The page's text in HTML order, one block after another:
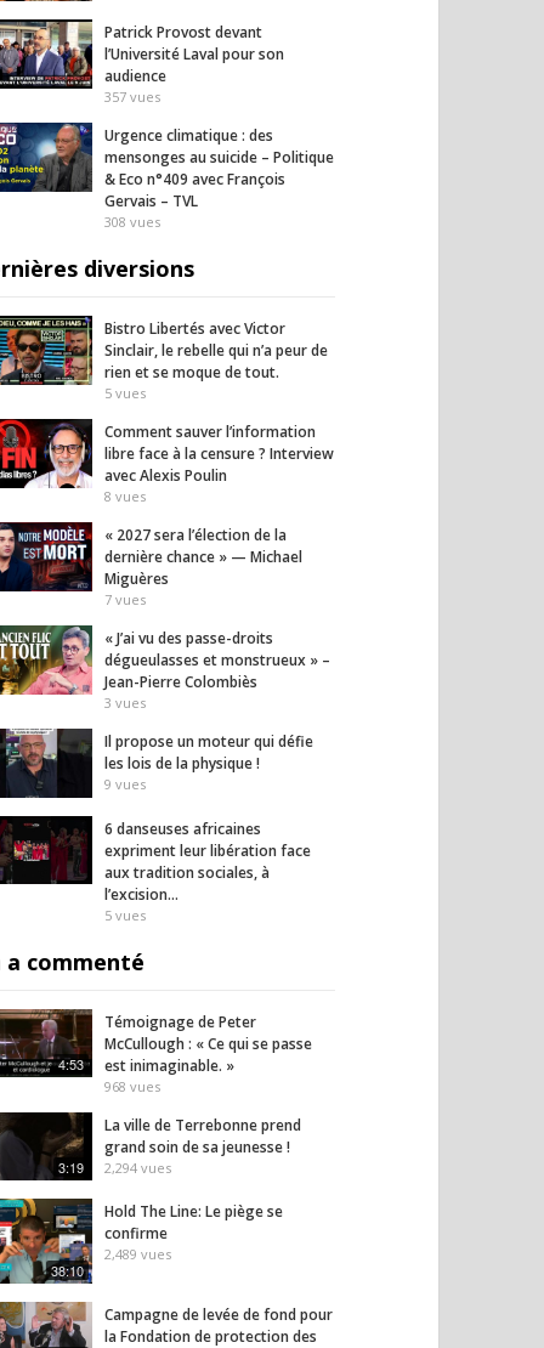
un moteur qui
lois de la
!
Habitat alternatif : évitez
ces erreurs fatales avant
de vous lancer !
Patrick Provost devant
l’Université Laval pour son
audience
357 vues
Urgence climatique : des
mensonges au suicide – Politique
& Eco n°409 avec François
Gervais – TVL
308 vues
diversions
Bistro Libertés avec Victor
Sinclair, le rebelle qui n’a peur de
rien et se moque de tout.
5 vues
Comment sauver l’information
libre face à la censure ? Interview
avec Alexis Poulin
8 vues
« 2027 sera l’élection de la
dernière chance » — Michael
Miguères
7 vues
« J’ai vu des passe-droits
dégueulasses et monstrueux » –
Jean-Pierre Colombiès
3 vues
Il propose un moteur qui défie
les lois de la physique !
9 vues
6 danseuses africaines
expriment leur libération face
aux tradition sociales, à
l’excision…
5 vues
a commenté
4:53
Témoignage de Peter
McCullough : « Ce qui se passe
est inimaginable. »
968 vues
3:19
La ville de Terrebonne prend
grand soin de sa jeunesse !
2,294 vues
38:10
Hold The Line: Le piège se
confirme
2,489 vues
Campagne de levée de fond pour
la Fondation de protection des